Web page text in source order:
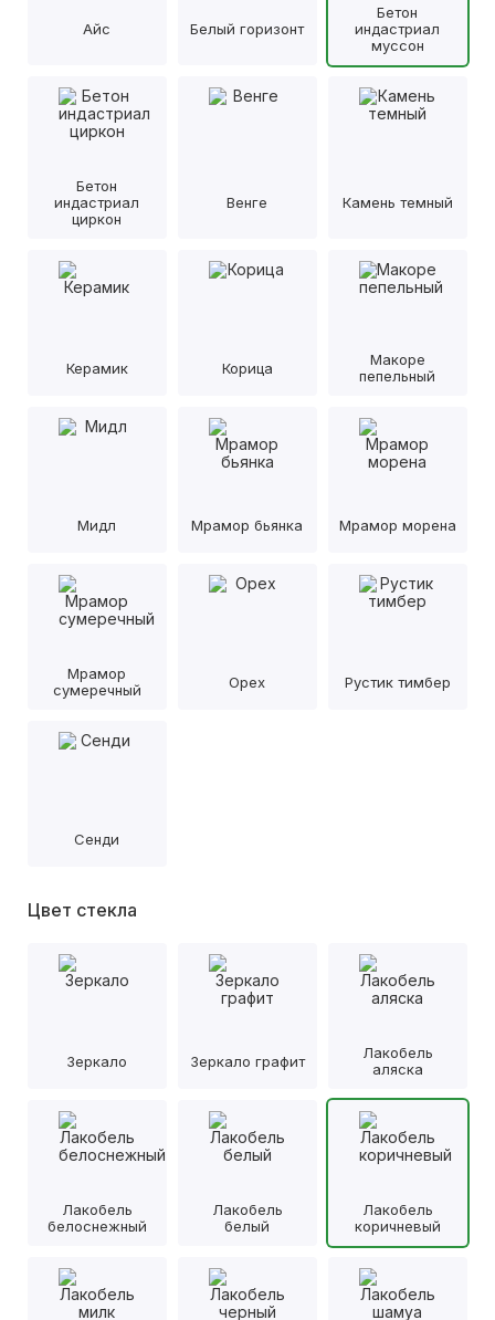
Айс Белый горизонт
Бетон
индастриал
муссон
Бетон
индастриал
циркон
Венге Камень темный
Керамик Корица
Макоре
пепельный
Мидл Мрамор бьянка Мрамор морена
Мрамор
сумеречный
Орех Рустик тимбер
Сенди
Цвет стекла
Зеркало Зеркало графит
Лакобель
аляска
Лакобель
белоснежный
Лакобель
белый
Лакобель
коричневый